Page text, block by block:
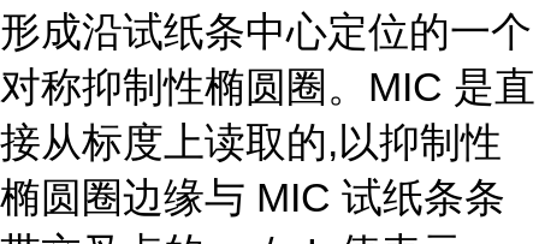
形成沿试纸条中心定位的一个
对称抑制性椭圆圈。MIC 是直
接从标度上读取的,以抑制性
椭圆圈边缘与 MIC 试纸条条